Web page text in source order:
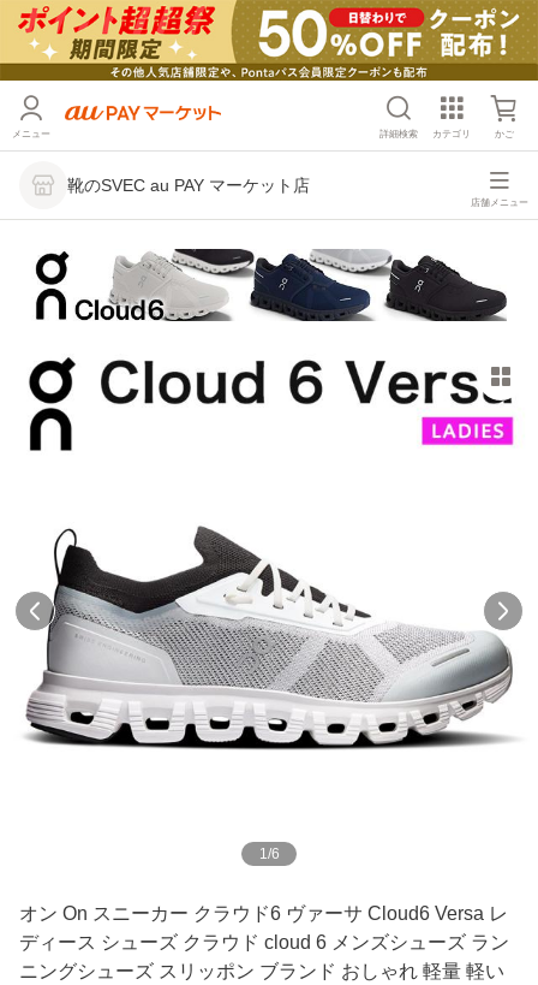
メニュー 詳細検索 カテゴリ かご
靴のSVEC au PAY マーケット店
店舗メニュー
1 /6
オン On スニーカー クラウド6 ヴァーサ Cloud6 Versa レ
ディース シューズ クラウド cloud 6 メンズシューズ ラン
ニングシューズ スリッポン ブランド おしゃれ 軽量 軽い